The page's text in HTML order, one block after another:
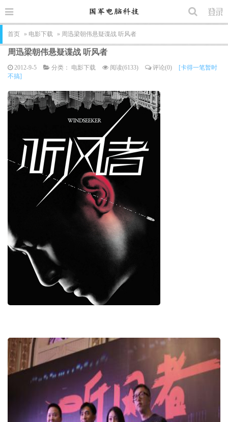
首页 » 电影下载 » 周迅梁朝伟悬疑谍战 听风者
周迅梁朝伟悬疑谍战 听风者
2012-9-5 分类： 电影下载 阅读(6133) 评论(0)
[卡得一笔暂时
不搞]